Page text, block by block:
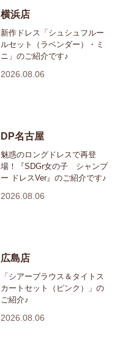
横浜店
新作ドレス「シュシュフルー
ルセット（ラベンダー）・ミ
ニ」のご紹介です♪
2026.08.06
DP名古屋
魅惑のロングドレスで再登
場！『SDGr女の子 シャンプ
ー ドレスVer』のご紹介です♪
2026.08.06
広島店
「シアーブラウス＆タイトス
カートセット（ピンク）」の
ご紹介♪
2026.08.06